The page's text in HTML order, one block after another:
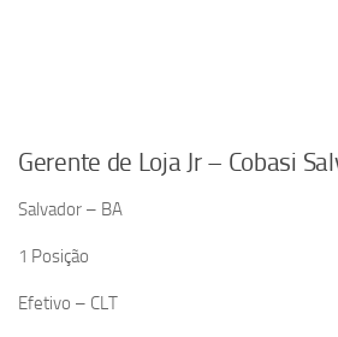
Gerente de Loja Jr – Cobasi
Salvador – BA
1 Posição
Efetivo – CLT